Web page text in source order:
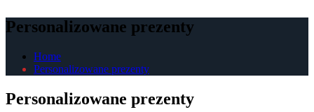
Personalizowane prezenty
Home
Personalizowane prezenty
Personalizowane prezenty